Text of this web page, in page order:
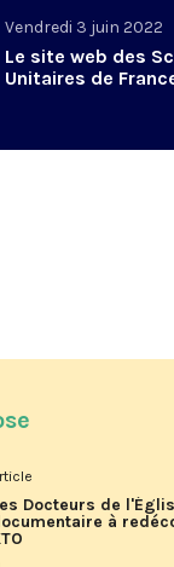
Vendredi 3 juin 2022
Le site web des
Unitaires de
Docteurs de
à